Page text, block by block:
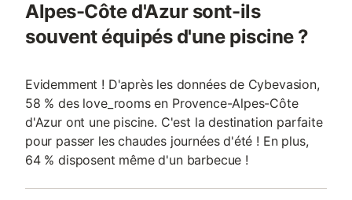
Alpes-Côte d'Azur sont-ils
souvent équipés d'une piscine ?
Evidemment ! D'après les données de Cybevasion,
58 % des love_rooms en Provence-Alpes-Côte
d'Azur ont une piscine. C'est la destination parfaite
pour passer les chaudes journées d'été ! En plus,
64 % disposent même d'un barbecue !